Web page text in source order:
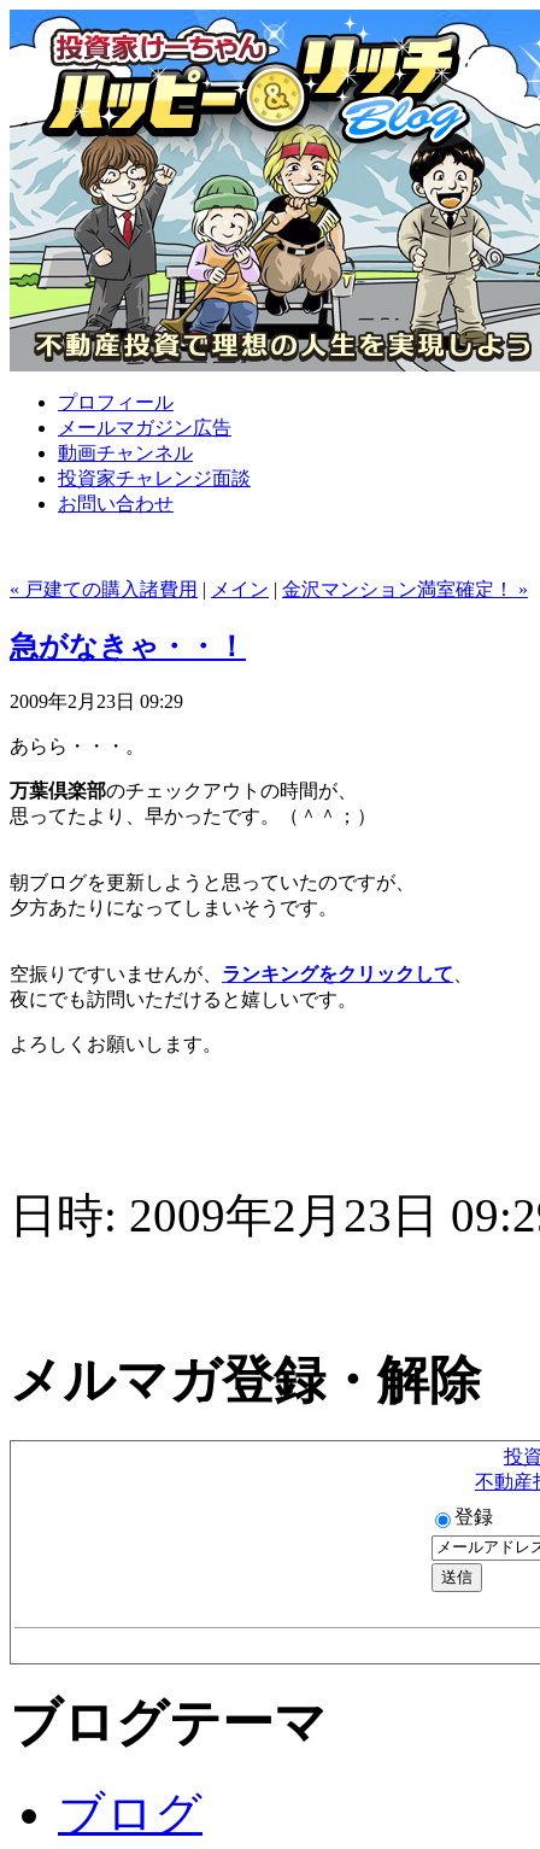
プロフィール
メールマガジン広告
動画チャンネル
投資家チャレンジ面談
お問い合わせ
« 戸建ての購入諸費用 | メイン | 金沢マンション満室確定！ »
急がなきゃ・・！
2009年2月23日 09:29
あらら・・・。
万葉倶楽部のチェックアウトの時間が、
思ってたより、早かったです。（＾＾；）
朝ブログを更新しようと思っていたのですが、
夕方あたりになってしまいそうです。
空振りですいませんが、 ランキングをクリックして
夜にでも訪問いただけると嬉しいです。
よろしくお願いします。
日時: 2009年2月23日
メルマガ登録・解除
投
不動産
登録
ブログテーマ
ブログ